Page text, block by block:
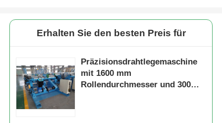
Erhalten Sie den besten Preis für
Präzisionsdrahtlegemaschine
mit 1600 mm
Rollendurchmesser und 300